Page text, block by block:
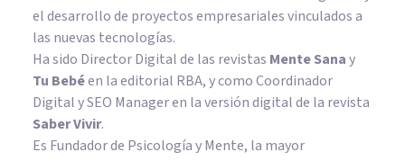
el desarrollo de proyectos empresariales vinculados a
las nuevas tecnologías.
Ha sido Director Digital de las revistas Mente Sanay
Tu Bebéen la editorial RBA, y como Coordinador
Digital y SEO Manager en la versión digital de la revista
Saber Vivir.
Es Fundador de Psicología y Mente, la mayor